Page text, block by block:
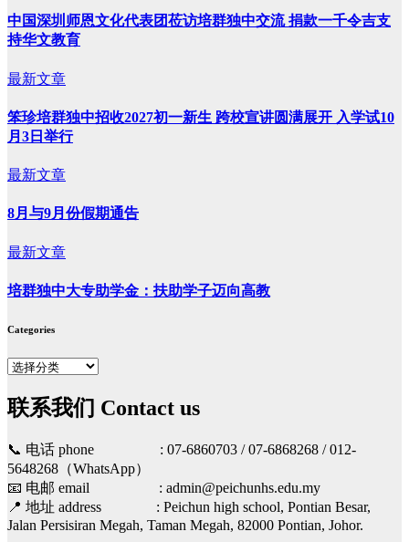
中国深圳师恩文化代表团莅访培群独中交流 捐款一千令吉支
持华文教育
最新文章
笨珍培群独中招收2027初一新生 跨校宣讲圆满展开 入学试10
月3日举行
最新文章
8月与9月份假期通告
最新文章
培群独中大专助学金：扶助学子迈向高教
Categories
Categories
联系我们 Contact us
📞 电话 phone : 07-6860703 / 07-6868268 / 012-
5648268（WhatsApp）
📧 电邮 email : admin@peichunhs.edu.my
📍 地址 address : Peichun high school, Pontian Besar,
Jalan Persisiran Megah, Taman Megah, 82000 Pontian, Johor.